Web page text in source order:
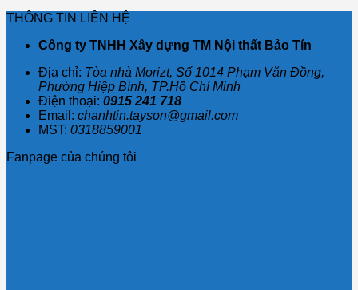
THÔNG TIN LIÊN HỆ
Công ty TNHH Xây dựng TM Nội thất Bảo Tín
Địa chỉ: Tòa nhà Morizt, Số 1014 Phạm Văn Đồng,
Phường Hiệp Bình, TP.Hồ Chí Minh
Điện thoại: 0915 241 718
Email: chanhtin.tayson@gmail.com
MST: 0318859001
Fanpage của chúng tôi